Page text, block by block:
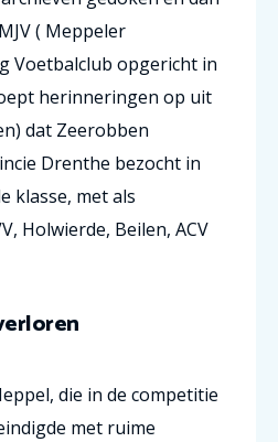
( Meppeler
Voetbalclub opgericht in
herinneringen op uit
dat Zeerobben
Drenthe bezocht in
klasse, met als
Holwierde, Beilen, ACV
die in de competitie
met ruime